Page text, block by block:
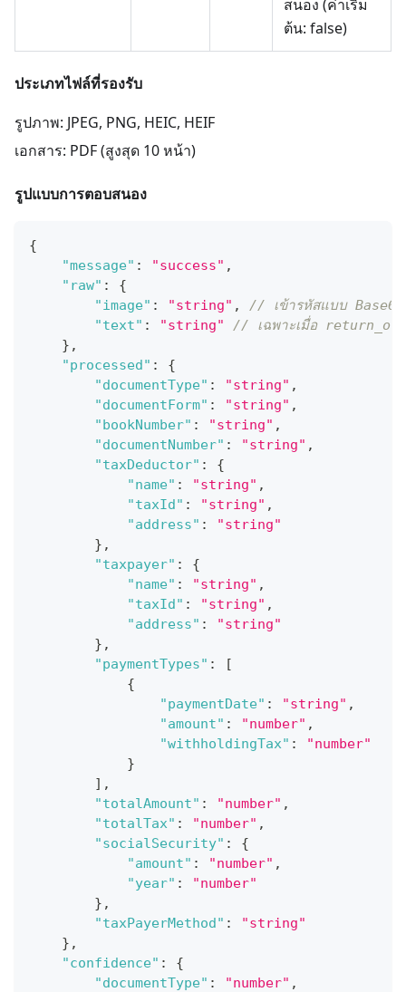
สนอง (ค่าเริ่ม
ต้น: false)
ประเภทไฟล์ที่รองรับ
รูปภาพ: JPEG, PNG, HEIC, HEIF
เอกสาร: PDF (สูงสุด 10 หน้า)
รูปแบบการตอบสนอง
{
"message" : "success" ,
"raw" :
{
"image" : "string" ,
// เข้ารหัสแบบ
"text" : "string"
// เฉพาะเมื่อ
} ,
"processed" :
{
"documentType" : "string" ,
"documentForm" : "string" ,
"bookNumber" : "string" ,
"documentNumber" : "string" ,
"taxDeductor" :
{
"name" : "string" ,
"taxId" : "string" ,
"address" :
"string"
} ,
"taxpayer" :
{
"name" : "string" ,
"taxId" : "string" ,
"address" :
"string"
} ,
"paymentTypes" :
[
{
"paymentDate" : "string" ,
"amount" : "number" ,
"withholdingTax" :
"number"
}
] ,
"totalAmount" : "number" ,
"totalTax" : "number" ,
"socialSecurity" :
{
"amount" : "number" ,
"year" :
"number"
} ,
"taxPayerMethod" :
"string"
} ,
"confidence" :
{
"documentType" : "number" ,